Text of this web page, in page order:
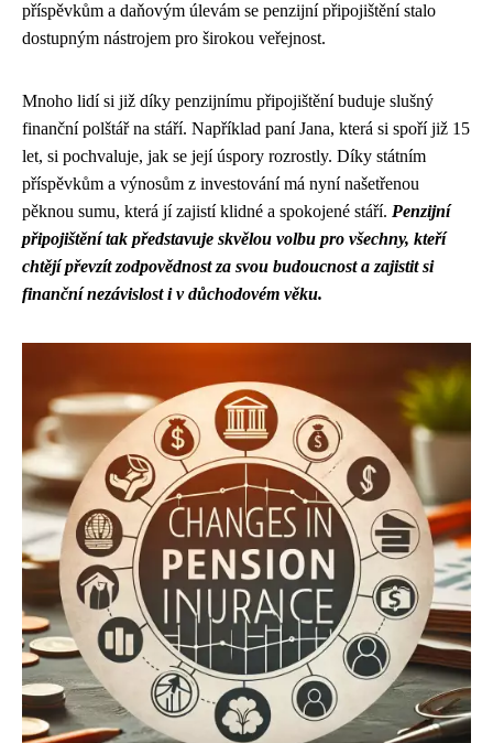
příspěvkům a daňovým úlevám se penzijní připojištění stalo
dostupným nástrojem pro širokou veřejnost.
Mnoho lidí si již díky penzijnímu připojištění buduje slušný
finanční polštář na stáří. Například paní Jana, která si spoří již 15
let, si pochvaluje, jak se její úspory rozrostly. Díky státním
příspěvkům a výnosům z investování má nyní našetřenou
pěknou sumu, která jí zajistí klidné a spokojené stáří. Penzijní
připojištění tak představuje skvělou volbu pro všechny, kteří
chtějí převzít zodpovědnost za svou budoucnost a zajistit si
finanční nezávislost i v důchodovém věku.